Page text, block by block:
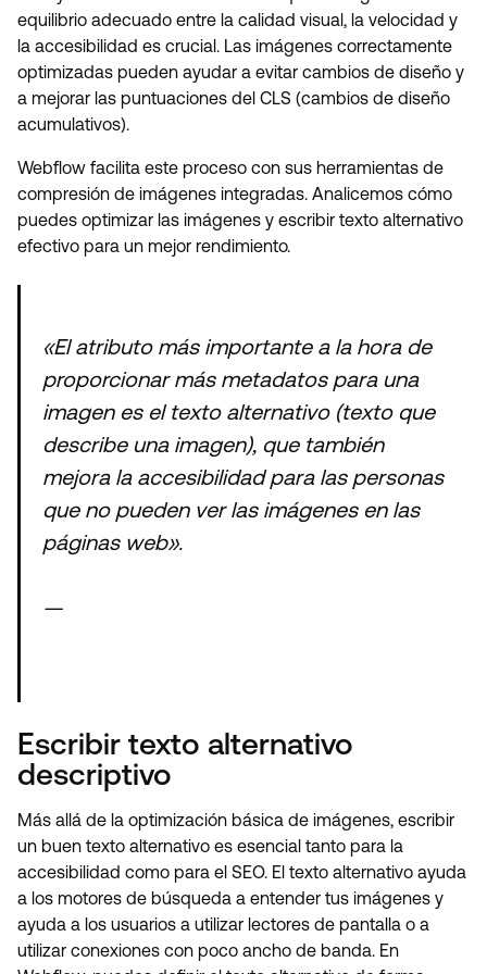
equilibrio adecuado entre la calidad visual, la velocidad y
la accesibilidad es crucial. Las imágenes correctamente
optimizadas pueden ayudar a evitar cambios de diseño y
a mejorar las puntuaciones del CLS (cambios de diseño
acumulativos).
Webflow facilita este proceso con sus herramientas de
compresión de imágenes integradas. Analicemos cómo
puedes optimizar las imágenes y escribir texto alternativo
efectivo para un mejor rendimiento.
«El atributo más importante a la hora de
proporcionar más metadatos para una
imagen es el texto alternativo (texto que
describe una imagen), que también
mejora la accesibilidad para las personas
que no pueden ver las imágenes en las
páginas web».
—
Escribir texto alternativo
descriptivo
Más allá de la optimización básica de imágenes, escribir
un buen texto alternativo es esencial tanto para la
accesibilidad como para el SEO. El texto alternativo ayuda
a los motores de búsqueda a entender tus imágenes y
ayuda a los usuarios a utilizar lectores de pantalla o a
utilizar conexiones con poco ancho de banda. En